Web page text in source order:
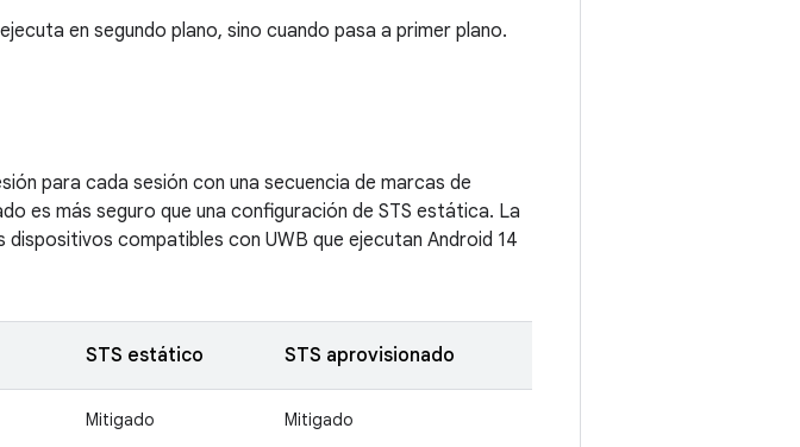
en segundo plano, sino cuando pasa a primer plano.
para cada sesión con una secuencia de marcas de
es más seguro que una configuración de STS estática. La
compatibles con UWB que ejecutan Android 14
STS estático STS aprovisionado
Mitigado Mitigado